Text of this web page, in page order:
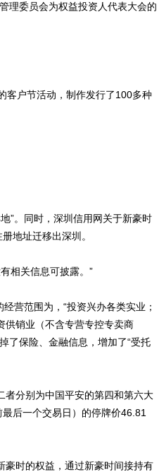
理委员会为权益投资人代表大会的
客户节活动，制作发行了100多种
”。同时，深圳信用网关于新豪时
地址迁移出深圳。
相关信息可披露。”
营范围为，“投资兴办各类实业；
供销业（不含专营专控专卖商
了保险、金融信息，增加了“受托
分别为中国平安的第四和第六大
后一个交易日）的停牌价46.81
时的权益，通过新豪时间接持有